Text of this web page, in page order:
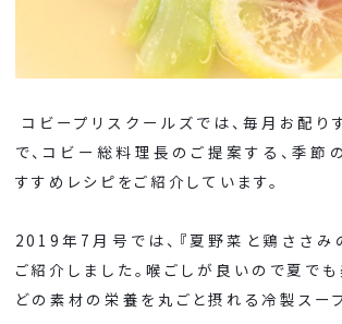
コビープリスクールズでは、毎月お配り
で、コビー総料理長のご提案する、季節
すすめレシピをご紹介しています。
2019年7月号では、『夏野菜と鶏ささみ
ご紹介しました。喉ごしが良いので夏でも
どの素材の栄養を丸ごと摂れる冷製スープ